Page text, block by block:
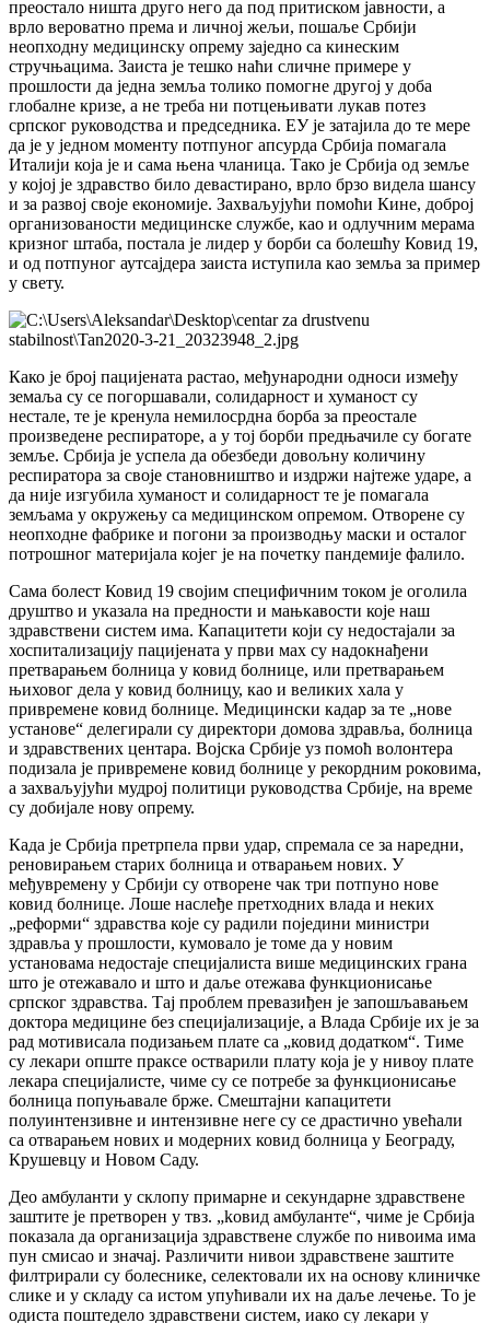
преостало ништа друго него да под притиском јавности, а
врло вероватно према и личној жељи, пошаље Србији
неопходну медицинску опрему заједно са кинеским
стручњацима. Заиста је тешко наћи сличне примере у
прошлости да једна земља толико помогне другој у доба
глобалне кризе, а не треба ни потцењивати лукав потез
српског руководства и председника. ЕУ је затајила до те мере
да је у једном моменту потпуног апсурда Србија помагала
Италији која је и сама њена чланица. Тако је Србија од земље
у којој је здравство било девастирано, врло брзо видела шансу
и за развој своје економије. Захваљујући помоћи Кине, доброј
организованости медицинске службе, као и одлучним мерама
кризног штаба, постала је лидер у борби са болешћу Ковид 19,
и од потпуног аутсајдера заиста иступила као земља за пример
у свету.
Како је број пацијената растао, међународни односи између
земаља су се погоршавали, солидарност и хуманост су
нестале, те је кренула немилосрдна борба за преостале
произведене респираторе, а у тој борби предњачиле су богате
земље. Србија је успела да обезбеди довољну количину
респиратора за своје становништво и издржи најтеже ударе, а
да није изгубила хуманост и солидарност те је помагала
земљама у окружењу са медицинском опремом. Отворене су
неопходне фабрике и погони за производњу маски и осталог
потрошног материјала којег је на почетку пандемије фалило.
Сама болест Ковид 19 својим специфичним током је оголила
друштво и указала на предности и мањкавости које наш
здравствени систем има. Капацитети који су недостајали за
хоспитализацију пацијената у први мах су надокнађени
претварањем болница у ковид болнице, или претварањем
њиховог дела у ковид болницу, као и великих хала у
привремене ковид болнице. Медицински кадар за те „нове
установе“ делегирали су директори домова здравља, болница
и здравствених центара. Војска Србије уз помоћ волонтера
подизала је привремене ковид болнице у рекордним роковима,
а захваљујући мудрој политици руководства Србије, на време
су добијале нову опрему.
Када је Србија претрпела први удар, спремала се за наредни,
реновирањем старих болница и отварањем нових. У
међувремену у Србији су отворене чак три потпуно нове
ковид болнице. Лоше наслеђе претходних влада и неких
„реформи“ здравства које су радили поједини министри
здравља у прошлости, кумовало је томе да у новим
установама недостаје специјалиста више медицинских грана
што је отежавало и што и даље отежава функционисање
српског здравства. Тај проблем превазиђен је запошљавањем
доктора медицине без специјализације, а Влада Србије их је за
рад мотивисала подизањем плате са „ковид додатком“. Тиме
су лекари опште праксе остварили плату која је у нивоу плате
лекара специјалисте, чиме су се потребе за функционисање
болница попуњавале брже. Смештајни капацитети
полуинтензивне и интензивне неге су се драстично увећали
са отварањем нових и модерних ковид болница у Београду,
Крушевцу и Новом Саду.
Део амбуланти у склопу примарне и секундарне здравствене
заштите је претворен у твз. „kовид амбуланте“, чиме је Србија
показала да организација здравствене службе по нивоима има
пун смисао и значај. Различити нивои здравствене заштите
филтрирали су болеснике, селектовали их на основу клиничке
слике и у складу са истом упућивали их на даље лечење. То је
одиста поштедело здравствени систем, иако су лекари у